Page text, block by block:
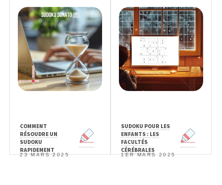
COMMENT
RÉSOUDRE UN
SUDOKU
RAPIDEMENT
23 MARS 2025
SUDOKU POUR LES
ENFANTS : LES
FACULTÉS
CÉRÉBRALES
1ER MARS 2025